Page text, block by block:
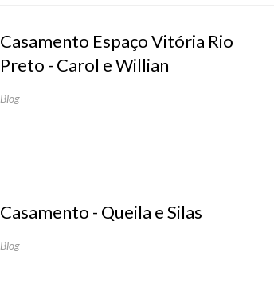
Casamento Espaço Vitória Rio
Preto - Carol e Willian
Blog
Casamento - Queila e Silas
Blog